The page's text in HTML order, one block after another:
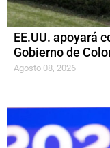
EE.UU. apoyará
Gobierno de
Agosto 08, 2026